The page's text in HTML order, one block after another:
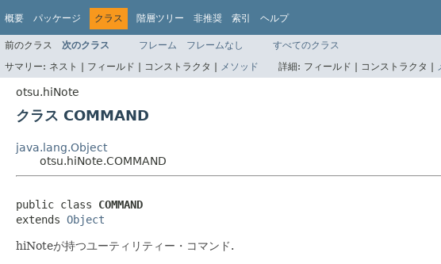
概要 パッケージ クラス 階層ツリー 非推奨 索引 ヘルプ
前のクラス 次のクラス フレーム フレームなし
すべてのクラス
サマリー: ネスト | フィールド | コンストラクタ | メソッド 詳細: フィールド | コンストラクタ |
otsu.hiNote
クラス COMMAND
java.lang.Object
otsu.hiNote.COMMAND
public class COMMAND
extends Object
hiNoteが持つユーティリティー・コマンド.